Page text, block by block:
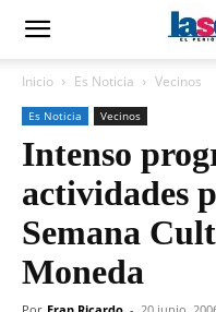
Inicio Es Noticia Vecinos
Es Noticia Vecinos
Intenso
actividades
Semana
Moneda